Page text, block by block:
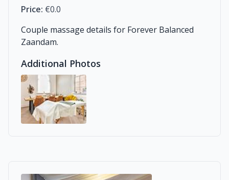
Price: €0.0
Couple massage details for Forever Balanced
Zaandam.
Additional Photos